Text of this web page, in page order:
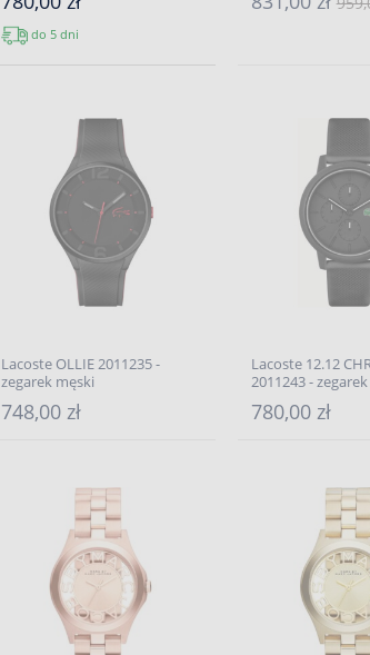
do 5 dni
Lacoste OLLIE 2011235 -
zegarek męski
748,00 zł
Lacoste 12.12
2011243 -
780,00 zł